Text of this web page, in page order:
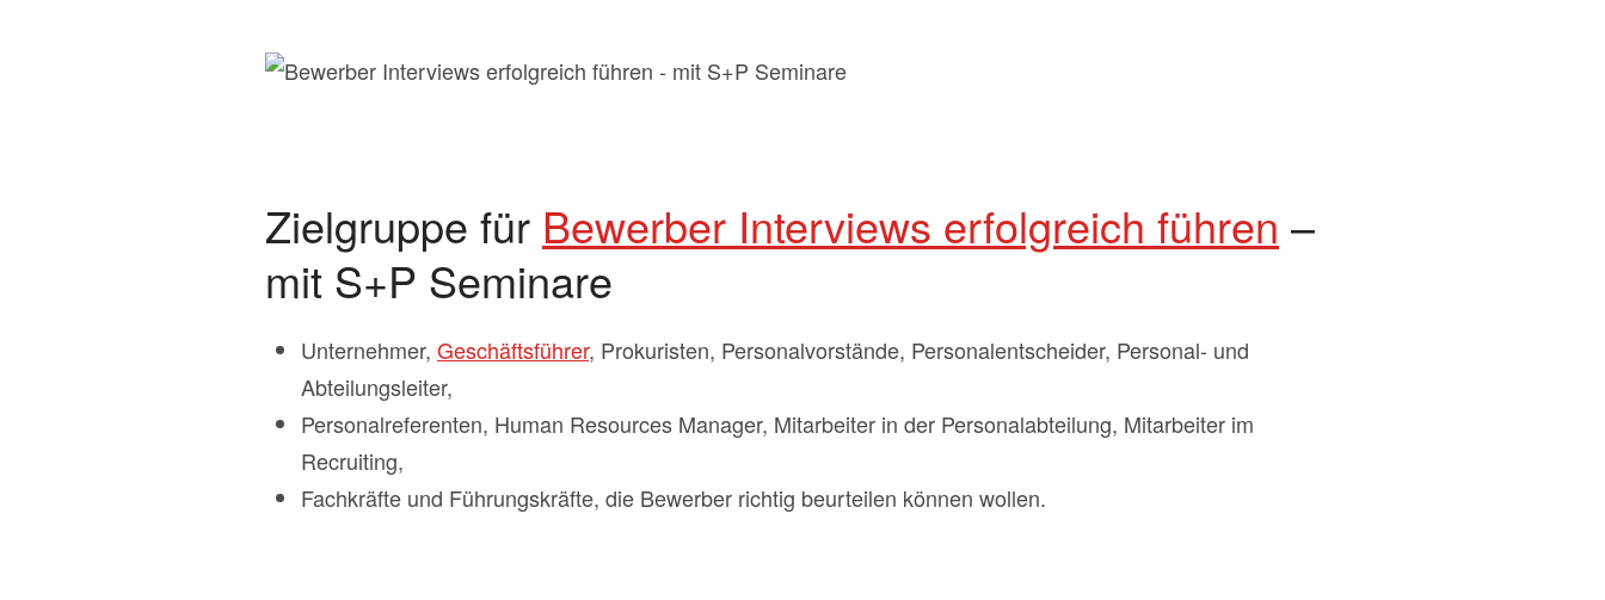
Zielgruppe für Bewerber Interviews erfolgreich führen –
mit S+P Seminare
Unternehmer, Geschäftsführer, Prokuristen, Personalvorstände, Personalentscheider, Personal- und
Abteilungsleiter,
Personalreferenten, Human Resources Manager, Mitarbeiter in der Personalabteilung, Mitarbeiter im
Recruiting,
Fachkräfte und Führungskräfte, die Bewerber richtig beurteilen können wollen.